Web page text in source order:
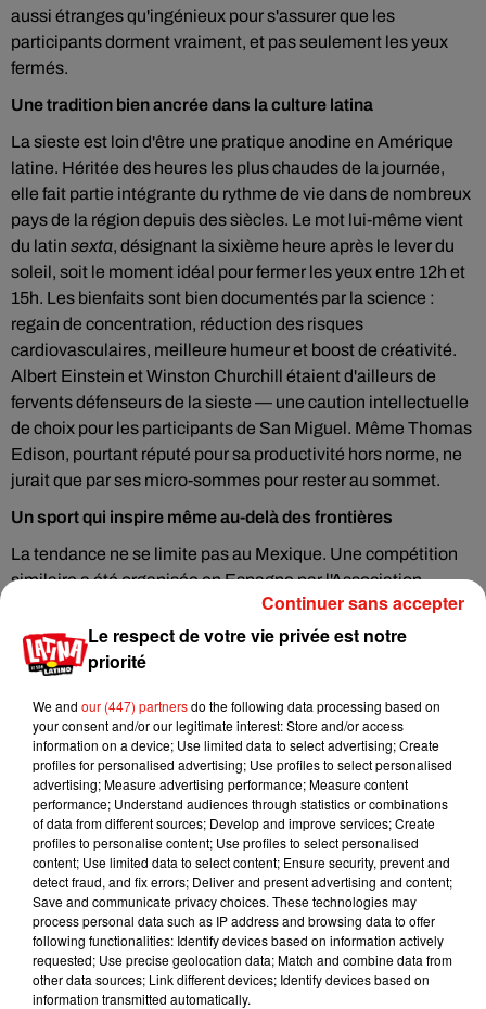
aussi étranges qu'ingénieux pour s'assurer que les
participants dorment vraiment, et pas seulement les yeux
fermés.
Une tradition bien ancrée dans la culture latina
La sieste est loin d'être une pratique anodine en Amérique
latine. Héritée des heures les plus chaudes de la journée,
elle fait partie intégrante du rythme de vie dans de nombreux
pays de la région depuis des siècles. Le mot lui-même vient
du latin sexta, désignant la sixième heure après le lever du
soleil, soit le moment idéal pour fermer les yeux entre 12h et
15h. Les bienfaits sont bien documentés par la science :
regain de concentration, réduction des risques
cardiovasculaires, meilleure humeur et boost de créativité.
Albert Einstein et Winston Churchill étaient d'ailleurs de
fervents défenseurs de la sieste — une caution intellectuelle
de choix pour les participants de San Miguel. Même Thomas
Edison, pourtant réputé pour sa productivité hors norme, ne
jurait que par ses micro-sommes pour rester au sommet.
Un sport qui inspire même au-delà des frontières
La tendance ne se limite pas au Mexique. Une compétition
similaire a été organiséeen Espagnepar l'Association
Nationale des Amis de la Sieste, preuve que cette pratique
millénaire continue de fédérer bien au-delà des tropiques.
L'écrivain espagnol Camilo José Cela résumait d'ailleurs la
yoga ibérique."Une sentence qui aurait tout aussi bien pu
être prononcée à San Miguel. La Copa Mundial de la Siesta
incarne à elle seule l'humour et la fierté culturelle mexicaine :
transformer un moment de repos quotidien en compétition
internationale avec arbitres, jury et cérémonial, c'est du
génie latino pur jus. Alors quela Coupe du Monde de football
2026s'apprête à envahir les stades mexicains, on peut
légitimement se demander si la FIFA ne devrait pas
envisager d'ajouter une nouvelle épreuve à son programme.
Le respect de votre vie privée est notre
priorité
We and our (447) partnersdo the following data processing based on
your consent and/or our legitimate interest: Store and/or access
information on a device; Use limited data to select advertising; Create
profiles for personalised advertising; Use profiles to select personalised
advertising; Measure advertising performance; Measure content
performance; Understand audiences through statistics or combinations
of data from different sources; Develop and improve services; Create
profiles to personalise content; Use profiles to select personalised
content; Use limited data to select content; Ensure security, prevent and
detect fraud, and fix errors; Deliver and present advertising and content;
Save and communicate privacy choices. These technologies may
process personal data such as IP address and browsing data to offer
following functionalities: Identify devices based on information actively
requested; Use precise geolocation data; Match and combine data from
other data sources; Link different devices; Identify devices based on
information transmitted automatically.
Continuer sans accepter